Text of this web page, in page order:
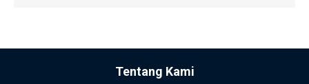
Tentang Kami